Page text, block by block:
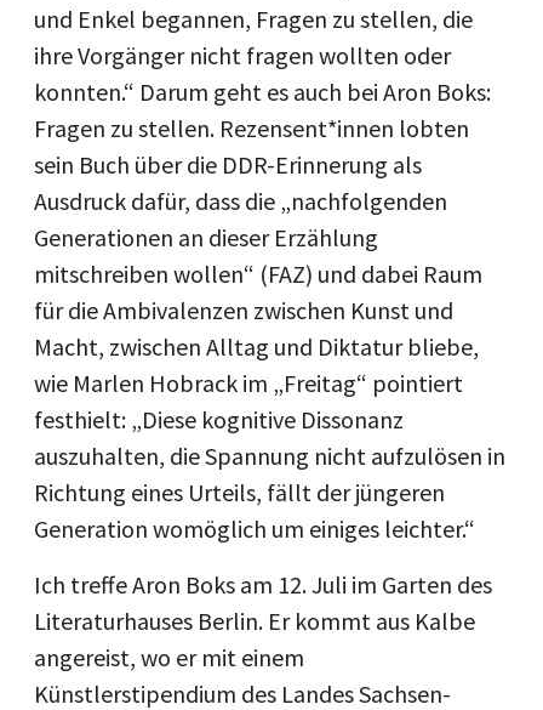
und Enkel begannen, Fragen zu stellen, die
ihre Vorgänger nicht fragen wollten oder
konnten.“ Darum geht es auch bei Aron Boks:
Fragen zu stellen. Rezensent*innen lobten
sein Buch über die DDR-Erinnerung als
Ausdruck dafür, dass die „nachfolgenden
Generationen an dieser Erzählung
mitschreiben wollen“ (FAZ) und dabei Raum
für die Ambivalenzen zwischen Kunst und
Macht, zwischen Alltag und Diktatur bliebe,
wie Marlen Hobrack im „Freitag“ pointiert
festhielt: „Diese kognitive Dissonanz
auszuhalten, die Spannung nicht aufzulösen in
Richtung eines Urteils, fällt der jüngeren
Generation womöglich um einiges leichter.“
Ich treffe Aron Boks am 12. Juli im Garten des
Literaturhauses Berlin. Er kommt aus Kalbe
angereist, wo er mit einem
Künstlerstipendium des Landes Sachsen-